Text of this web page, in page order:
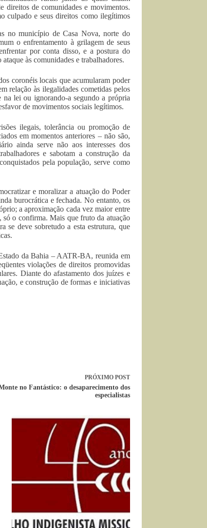
direitos de comunidades e movimentos.
culpado e seus direitos como ilegítimos
no município de Casa Nova, norte do
o enfrentamento à grilagem de seus
por conta disso, e a postura do
às comunidades e trabalhadores.
coronéis locais que acumularam poder
relação às ilegalidades cometidas pelos
lei ou ignorando-a segundo a própria
de movimentos sociais legítimos.
ilegais, tolerância ou promoção de
em momentos anteriores – não são,
ainda serve não aos interesses dos
e sabotam a construção da
pela população, serve como
e moralizar a atuação do Poder
burocrática e fechada. No entanto, os
a aproximação cada vez maior entre
o confirma. Mais que fruto da atuação
se deve sobretudo a esta estrutura, que
da Bahia – AATR-BA, reunida em
violações de direitos promovidas
Diante do afastamento dos juízes e
e construção de formas e iniciativas
PRÓXIMO POST
no Fantástico: o desaparecimento dos
especialistas